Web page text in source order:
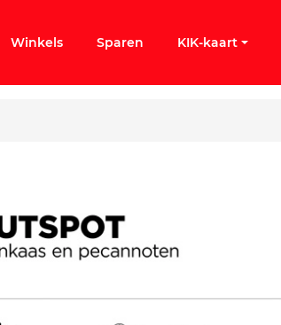
Winkels Sparen KIK-kaart